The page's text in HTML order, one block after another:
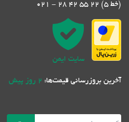
021 - 28 42 55 22 (5 خط)
سایت ایمن
آخرین بروزرسانی قیمت‌ها: 2 روز پیش